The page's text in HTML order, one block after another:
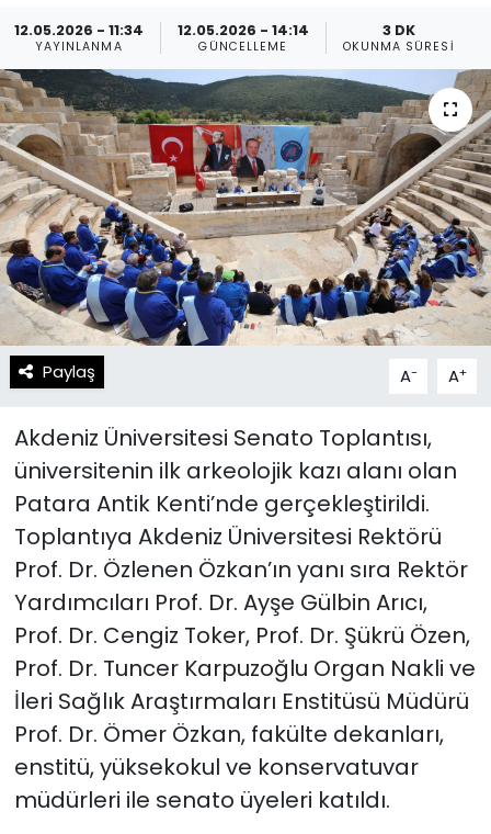
12.05.2026 - 11:34
YAYINLANMA
12.05.2026 - 14:14
GÜNCELLEME
3 DK
OKUNMA SÜRESI
Paylaş A- A+
Akdeniz Üniversitesi Senato Toplantısı,
üniversitenin ilk arkeolojik kazı alanı olan
Patara Antik Kenti’nde gerçekleştirildi.
Toplantıya Akdeniz Üniversitesi Rektörü
Prof. Dr. Özlenen Özkan’ın yanı sıra Rektör
Yardımcıları Prof. Dr. Ayşe Gülbin Arıcı,
Prof. Dr. Cengiz Toker, Prof. Dr. Şükrü Özen,
Prof. Dr. Tuncer Karpuzoğlu Organ Nakli ve
İleri Sağlık Araştırmaları Enstitüsü Müdürü
Prof. Dr. Ömer Özkan, fakülte dekanları,
enstitü, yüksekokul ve konservatuvar
müdürleri ile senato üyeleri katıldı.
Resmi İlanlar
Künye
Gizlilik Sözleşmesi
İletişim